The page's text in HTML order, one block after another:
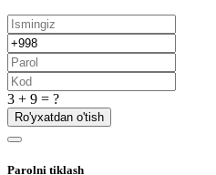
3 + 9 = ?
Ro'yxatdan o'tish
Parolni tiklash